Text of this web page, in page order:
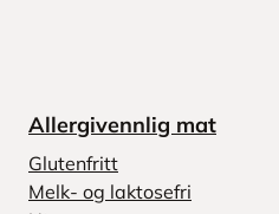
Allergivennlig mat
Glutenfritt
Melk- og laktosefri